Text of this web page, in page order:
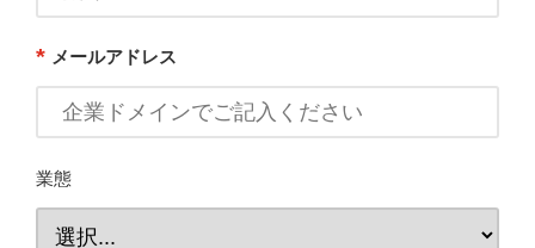
* メールアドレス
業態